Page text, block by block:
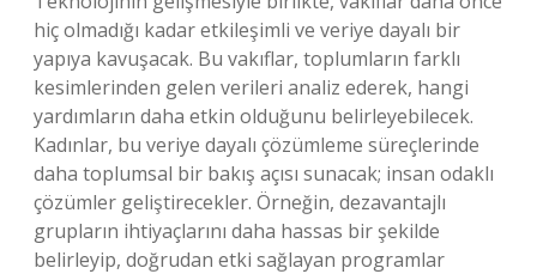
hiç olmadığı kadar etkileşimli ve veriye dayalı bir
yapıya kavuşacak. Bu vakıflar, toplumların farklı
kesimlerinden gelen verileri analiz ederek, hangi
yardımların daha etkin olduğunu belirleyebilecek.
Kadınlar, bu veriye dayalı çözümleme süreçlerinde
daha toplumsal bir bakış açısı sunacak; insan odaklı
çözümler geliştirecekler. Örneğin, dezavantajlı
grupların ihtiyaçlarını daha hassas bir şekilde
belirleyip, doğrudan etki sağlayan programlar